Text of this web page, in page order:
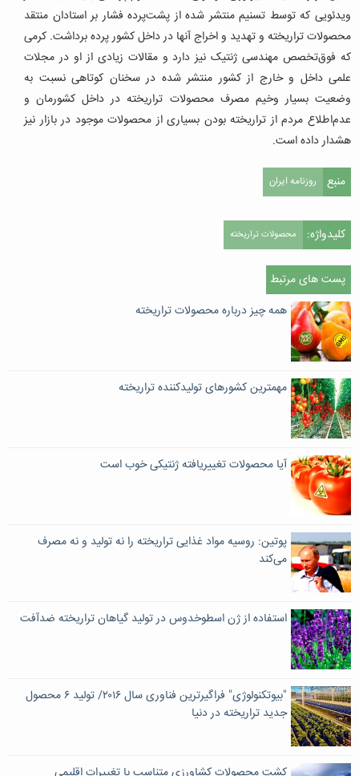
ویدئویی که توسط تسنیم منتشر شده از پشت‌پرده فشار بر استادان منتقد
محصولات تراریخته و تهدید و اخراج آنها در داخل کشور پرده برداشت. کرمی
که فوق‌تخصص مهندسی ژنتیک نیز دارد و مقالات زیادی از او در مجلات
علمی داخل و خارج از کشور منتشر شده در سخنان کوتاهی نسبت به
وضعیت بسیار وخیم مصرف محصولات تراریخته در داخل کشورمان و
عدم‌اطلاع مردم از تراریخته بودن بسیاری از محصولات موجود در بازار نیز
هشدار داده است.
منبع روزنامه ایران
کلیدواژه: محصولات تراریخته
پست های مرتبط
همه چیز درباره محصولات تراریخته
مهمترین کشورهای تولیدکننده تراریخته
آیا محصولات تغییریافته ژنتیکى خوب است
پوتین: روسیه مواد غذایی تراریخته را نه تولید و نه مصرف
می‌کند
استفاده از ژن اسطوخدوس در تولید گیاهان تراریخته ضدآفت
"بیوتکنولوژی" فراگیرترین فناوری سال ۲۰۱۶/ تولید ۶ محصول
جدید تراریخته در دنیا
کشت محصولات کشاورزی متناسب با تغییرات اقلیمی